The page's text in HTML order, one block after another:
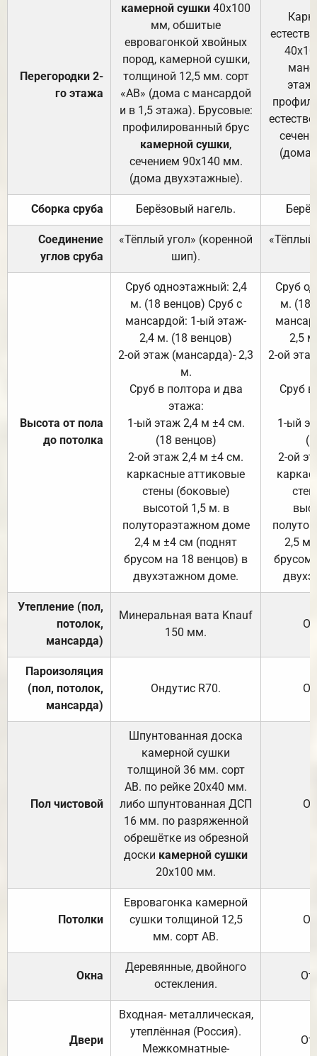
Перегородки 2-
го этажа
камерной сушки 40х100
мм, обшитые
евровагонкой хвойных
пород, камерной сушки,
толщиной 12,5 мм. сорт
«АВ» (дома с мансардой
и в 1,5 этажа). Брусовые:
профилированный брус
камерной сушки,
сечением 90х140 мм.
(дома двухэтажные).
(дома
Сборка сруба Берёзовый нагель.
Соединение
углов сруба
«Тёплый угол» (коренной
шип).
«Тёплый
Высота от пола
до потолка
Сруб одноэтажный: 2,4
м. (18 венцов) Сруб с
мансардой: 1-ый этаж-
2,4 м. (18 венцов)
2-ой этаж (мансарда)- 2,3
м.
Сруб в полтора и два
этажа:
1-ый этаж 2,4 м ±4 см.
(18 венцов)
2-ой этаж 2,4 м ±4 см.
каркасные аттиковые
стены (боковые)
высотой 1,5 м. в
полутораэтажном доме
2,4 м ±4 см (поднят
брусом на 18 венцов) в
двухэтажном доме.
Сруб
м. (18
2,5
2-ой
Сруб
1-ый
2-ой
2,5 м
брусом
Утепление (пол,
потолок,
мансарда)
Минеральная вата Knauf
150 мм.
Пароизоляция
(пол, потолок,
мансарда)
Ондутис R70.
Пол чистовой
Шпунтованная доска
камерной сушки
толщиной 36 мм. сорт
АВ. по рейке 20х40 мм.
либо шпунтованная ДСП
16 мм. по разряженной
обрешётке из обрезной
доски камерной сушки
20х100 мм.
Потолки
Евровагонка камерной
сушки толщиной 12,5
мм. сорт АВ.
Окна
Деревянные, двойного
остекления.
Двери
Входная- металлическая,
утеплённая (Россия).
Межкомнатные-